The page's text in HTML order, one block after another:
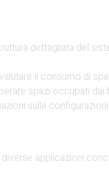
dettagliata del
il consumo di
spazi occupati dai
sulle
applicazioni